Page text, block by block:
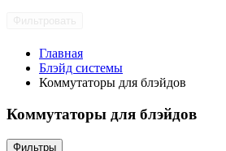
Главная
Блэйд системы
Коммутаторы для блэйдов
Коммутаторы для блэйдов
Фильтры